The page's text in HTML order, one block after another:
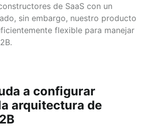
de SaaS con un
sin embargo, nuestro producto
flexible para manejar
a configurar
arquitectura de